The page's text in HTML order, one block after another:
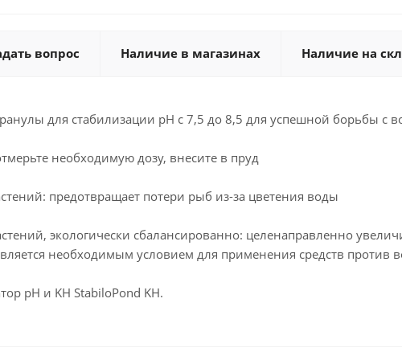
вопрос Наличие в магазинах Наличие на
для стабилизации рН с 7,5 до 8,5 для успешной борьбы с
необходимую дозу, внесите в пруд
предотвращает потери рыб из-за цветения воды
экологически сбалансированно: целенаправленно
необходимым условием для применения средств против
pH и KH StabiloPond KH.